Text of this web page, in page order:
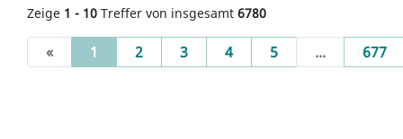
Zeige 1 - 10 Treffer von insgesamt 6780
« 1 (current)
2 3 4 5 ... 677